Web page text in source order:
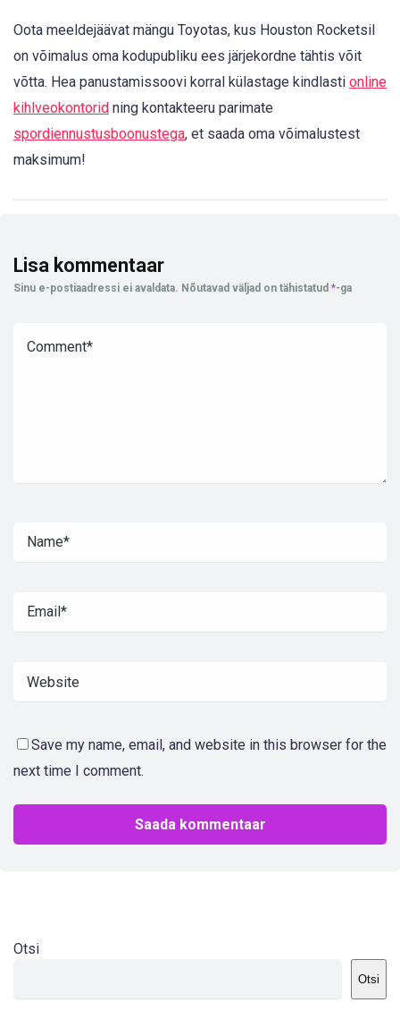
Oota meeldejäävat mängu Toyotas, kus Houston Rocketsil
on võimalus oma kodupubliku ees järjekordne tähtis võit
võtta. Hea panustamissoovi korral külastage kindlasti online
kihlveokontorid ning kontakteeru parimate
spordiennustusboonustega, et saada oma võimalustest
maksimum!
Lisa kommentaar
Sinu e-postiaadressi ei avaldata. Nõutavad väljad on tähistatud *-ga
Save my name, email, and website in this browser for the
next time I comment.
Otsi
Otsi